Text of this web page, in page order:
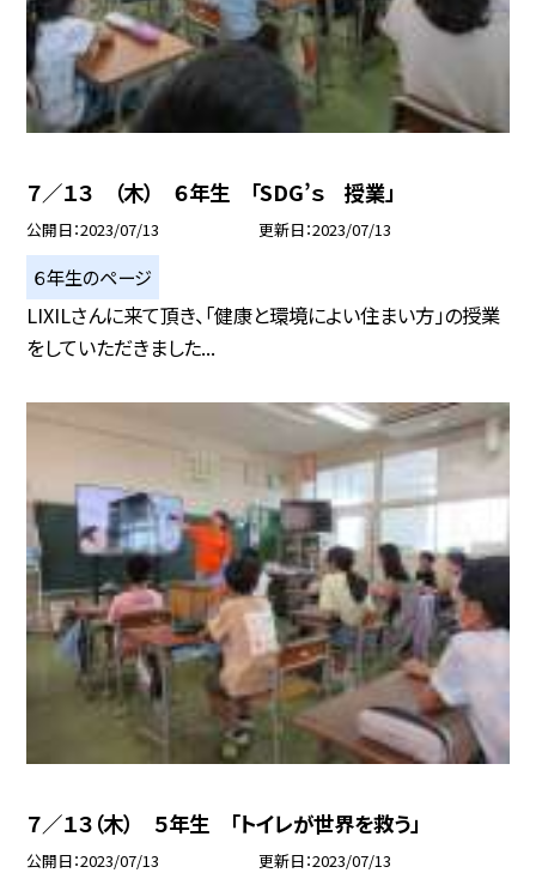
７／１３ （木） ６年生 「SDG’ｓ 授業」
公開日 2023/07/13 更新日 2023/07/13
６年生のページ
LIXILさんに来て頂き、「健康と環境によい住まい方」の授業
をしていただきました...
７／１３（木） ５年生 「トイレが世界を救う」
公開日 2023/07/13 更新日 2023/07/13